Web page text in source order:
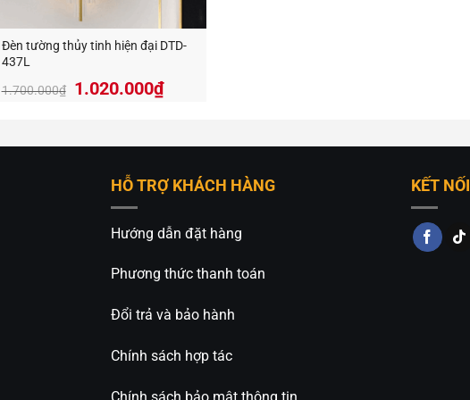
Đèn tường thủy tinh hiện đại DTD-
437L
1.700.000₫
Giá
1.700.000₫.
1.020.000₫Giá
hiện
là:
HỖ TRỢ KHÁCH HÀNG
Hướng dẫn đặt hàng
Phương thức thanh toán
Đổi trả và bảo hành
Chính sách hợp tác
KẾT NỐI